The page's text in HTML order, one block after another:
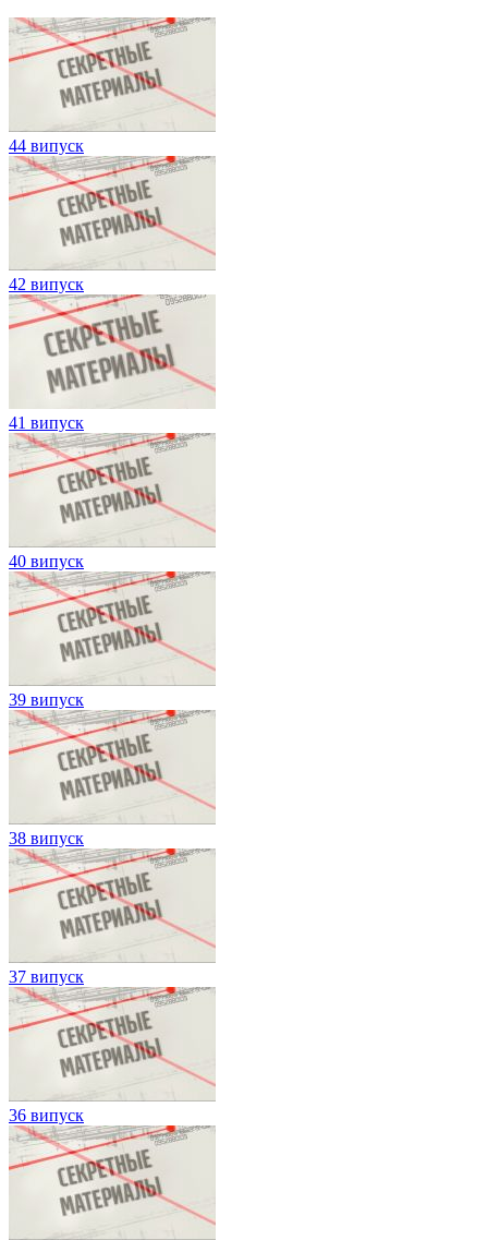
44 випуск
42 випуск
41 випуск
40 випуск
39 випуск
38 випуск
37 випуск
36 випуск